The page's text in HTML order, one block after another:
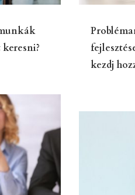
kezdj